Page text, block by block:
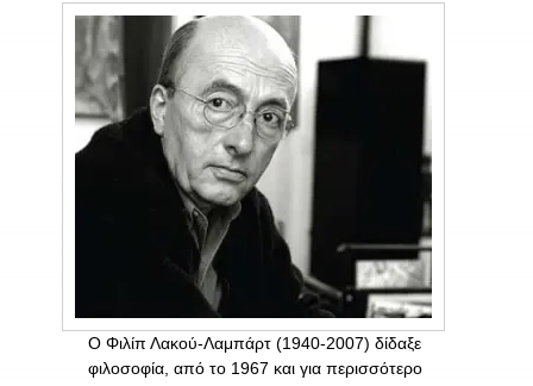
Ο Φιλίπ Λακού-Λαμπάρτ (1940-2007) δίδαξε
φιλοσοφία, από το 1967 και για περισσότερο